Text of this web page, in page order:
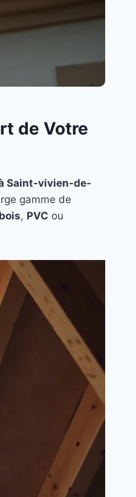
de Votre
Saint-vivien-de-
gamme de
bois, PVC ou